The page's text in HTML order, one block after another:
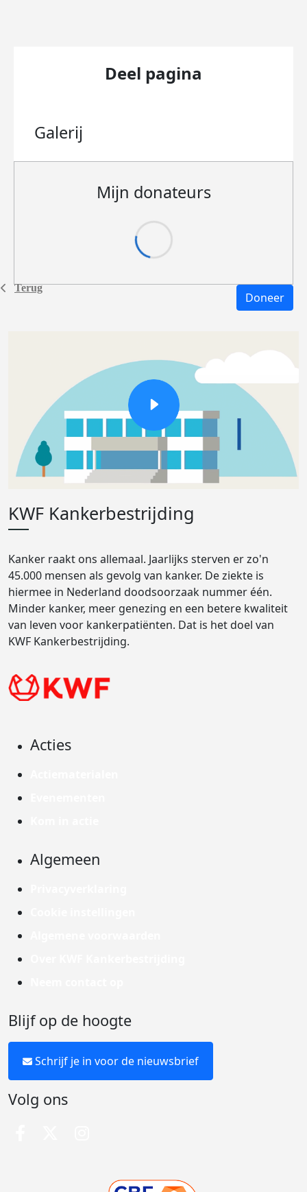
Terug
Deel pagina
Galerij
Mijn donateurs
Doneer
KWF Kankerbestrijding
Kanker raakt ons allemaal. Jaarlijks sterven er zo'n
45.000 mensen als gevolg van kanker. De ziekte is
hiermee in Nederland doodsoorzaak nummer één.
Minder kanker, meer genezing en een betere kwaliteit
van leven voor kankerpatiënten. Dat is het doel van
KWF Kankerbestrijding.
Acties
Algemeen
Blijf op de hoogte
Schrijf je in voor de nieuwsbrief
Volg ons